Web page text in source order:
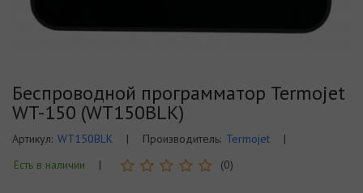
Беспроводной программатор Termojet
WT-150 (WT150BLK)
Артикул: WT150BLK | Производитель: Termojet
|
Есть в наличии
| (0)